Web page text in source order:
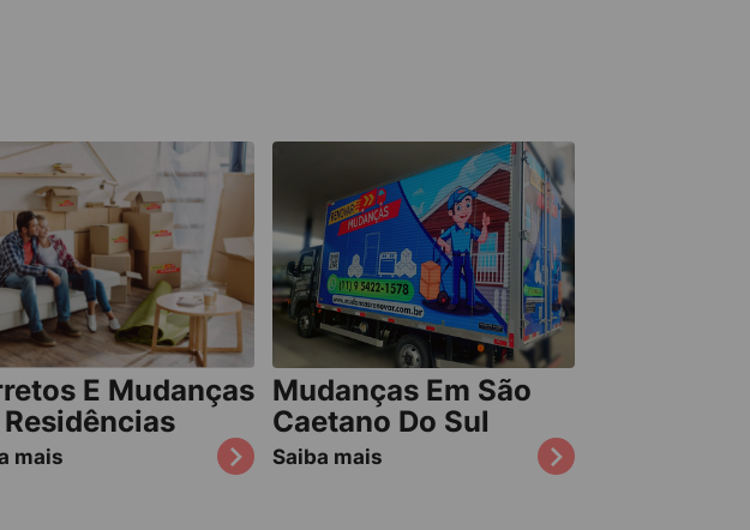
E Mudanças
Residências
mais
Mudanças Em São
Caetano Do Sul
Saiba mais